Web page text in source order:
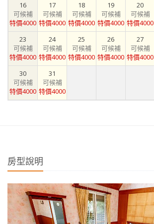
16
可候補
特價4000
17
可候補
特價4000
18
可候補
特價4000
19
可候補
特價4000
20
可候補
特價4000
23
可候補
特價4000
24
可候補
特價4000
25
可候補
特價4000
26
可候補
特價4000
27
可候補
特價4000
30
可候補
特價4000
31
可候補
特價4000
房型說明